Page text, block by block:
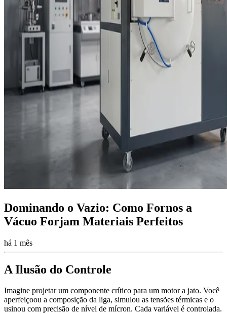
Dominando o Vazio: Como Fornos a
Vácuo Forjam Materiais Perfeitos
há 1 mês
A Ilusão do Controle
Imagine projetar um componente crítico para um motor a jato. Você
aperfeiçoou a composição da liga, simulou as tensões térmicas e o
usinou com precisão de nível de mícron. Cada variável é controlada.